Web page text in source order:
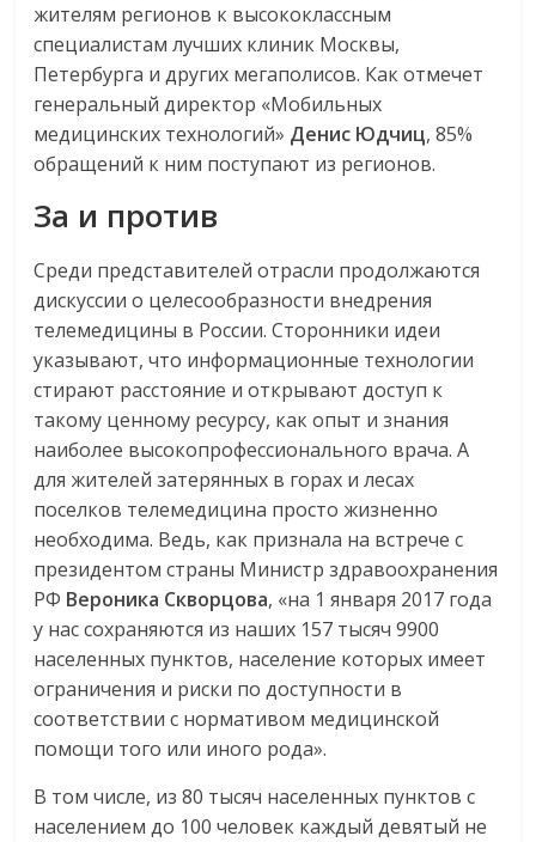
жителям регионов к высококлассным
специалистам лучших клиник Москвы,
Петербурга и других мегаполисов. Как отмечет
генеральный директор «Мобильных
медицинских технологий» Денис Юдчиц, 85%
обращений к ним поступают из регионов.
За и против
Среди представителей отрасли продолжаются
дискуссии о целесообразности внедрения
телемедицины в России. Сторонники идеи
указывают, что информационные технологии
стирают расстояние и открывают доступ к
такому ценному ресурсу, как опыт и знания
наиболее высокопрофессионального врача. А
для жителей затерянных в горах и лесах
поселков телемедицина просто жизненно
необходима. Ведь, как признала на встрече с
президентом страны Министр здравоохранения
РФ Вероника Скворцова, «на 1 января 2017 года
у нас сохраняются из наших 157 тысяч 9900
населенных пунктов, население которых имеет
ограничения и риски по доступности в
соответствии с нормативом медицинской
помощи того или иного рода».
В том числе, из 80 тысяч населенных пунктов с
населением до 100 человек каждый девятый не